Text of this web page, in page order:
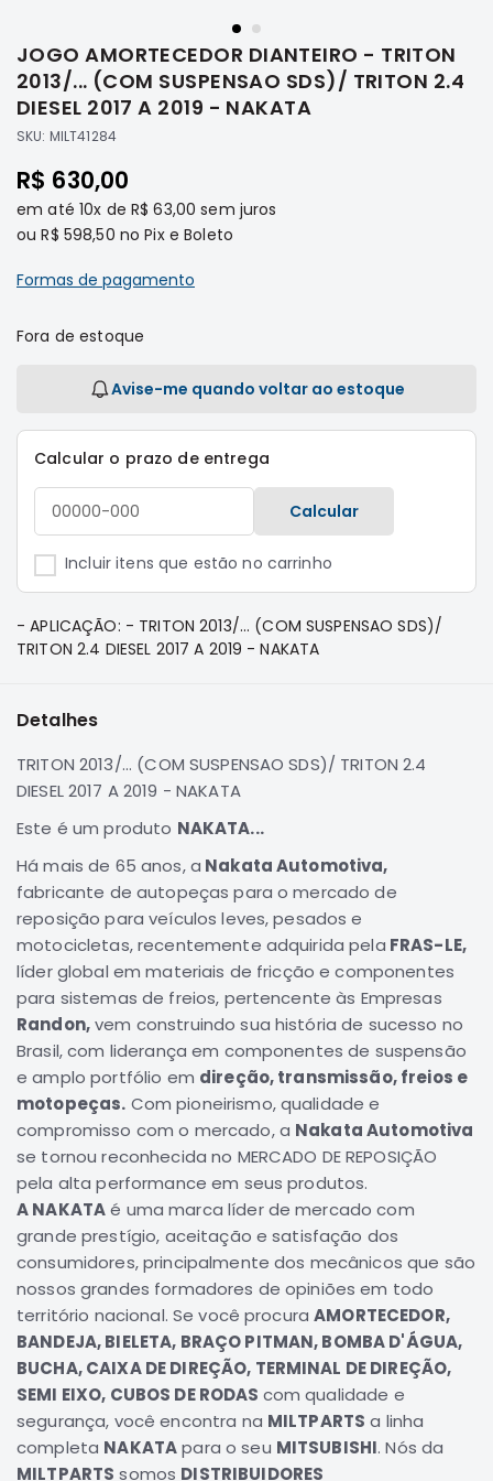
Filtros
Transmissão
Elétrica
Suspensão
Correias
Elétrica
L200
Freio
Correias
Elétrica
Acessórios
Pajero
e
Full
Motor
Suspensão
Freio
Correias
Filtros
Transmissão
Elétrica
Acessórios
L200
GL,
GLS
e
SPORT
Motor
Suspensão
Freio
Correias
Filtros
Transmissão
o
início
da
de
imagens
JOGO AMORTECEDOR DIANTEIRO - TRITON
2013/... (COM SUSPENSAO SDS)/ TRITON 2.4
DIESEL 2017 A 2019 - NAKATA
SKU: MILT41284
R$ 630,00
em até 10x de R$ 63,00 sem juros
ouR$ 598,50 no Pix e Boleto
Formas de pagamento
Fora de estoque
Avise-me quando voltar ao estoque
Calcular o prazo de entrega
Calcular
Incluir itens que estão no carrinho
- APLICAÇÃO: - TRITON 2013/... (COM SUSPENSAO SDS)/
TRITON 2.4 DIESEL 2017 A 2019 - NAKATA
Detalhes
TRITON 2013/... (COM SUSPENSAO SDS)/ TRITON 2.4
DIESEL 2017 A 2019 - NAKATA
Este é um produto NAKATA...
Há mais de 65 anos, a Nakata Automotiva,
fabricante de autopeças para o mercado de
reposição para veículos leves, pesados e
motocicletas, recentemente adquirida pela FRAS-LE,
líder global em materiais de fricção e componentes
para sistemas de freios, pertencente às Empresas
Randon,vem construindo sua história de sucesso no
Brasil, com liderança em componentes de suspensão
e amplo portfólio em direção, transmissão, freios e
motopeças. Com pioneirismo, qualidade e
compromisso com o mercado, a Nakata Automotiva
se tornou reconhecida no MERCADO DE REPOSIÇÃO
pela alta performance em seus produtos.
A NAKATAé uma marca líder de mercado com
grande prestígio, aceitação e satisfação dos
consumidores, principalmente dos mecânicos que são
nossos grandes formadores de opiniões em todo
território nacional. Se você procuraAMORTECEDOR,
BANDEJA, BIELETA, BRAÇO PITMAN, BOMBA D'ÁGUA,
BUCHA, CAIXA DE DIREÇÃO, TERMINAL DE DIREÇÃO,
SEMI EIXO, CUBOS DE RODAS com qualidade e
segurança, você encontra na MILTPARTS a linha
completa NAKATApara o seu MITSUBISHI. Nós da
MILTPARTS somos DISTRIBUIDORES